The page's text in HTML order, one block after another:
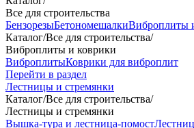
Все для строительства
БензорезыБетономешалкиВиброплиты
Каталог/Все для строительства/
Виброплиты и коврики
ВиброплитыКоврики для виброплит
Перейти в раздел
Лестницы и стремянки
Каталог/Все для строительства/
Лестницы и стремянки
Вышка-тура и лестница-помост